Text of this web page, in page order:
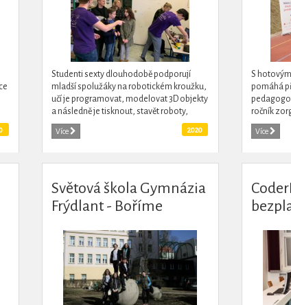
Studenti sexty dlouhodobě podporují
mladší spolužáky na robotickém kroužku,
učí je programovat, modelovat 3D objekty
a následně je tisknout, stavět roboty,
připravovat se na robotické soutěže a
mnoho dalších dovedností....
Více 2020
S
pomáhá
ročník
běhat a
na
Více
Světová škola Gymnázia
Frýdlant - Boříme
líp